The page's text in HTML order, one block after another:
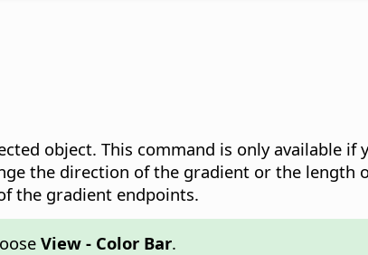
object. This command is only available
the direction of the gradient or the
the gradient endpoints.
View - Color Bar.